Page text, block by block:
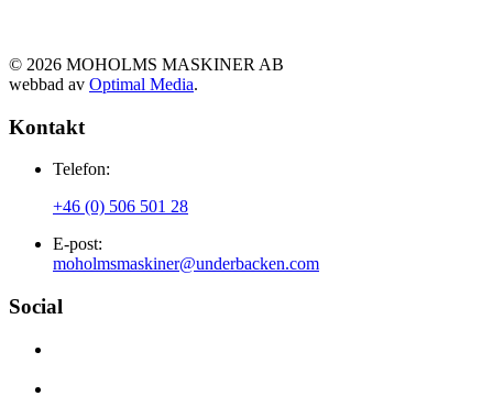
© 2026 MOHOLMS MASKINER AB
webbad av Optimal Media.
Kontakt
Telefon:
+46 (0) 506 501 28
E-post:
moholmsmaskiner@underbacken.com
Social